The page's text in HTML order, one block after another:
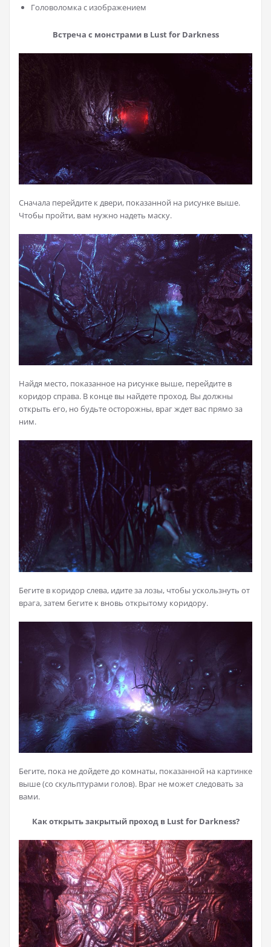
Головоломка с изображением
Встреча с монстрами в Lust for Darkness
Сначала перейдите к двери, показанной на рисунке выше.
Чтобы пройти, вам нужно надеть маску.
Найдя место, показанное на рисунке выше, перейдите в
коридор справа. В конце вы найдете проход. Вы должны
открыть его, но будьте осторожны, враг ждет вас прямо за
ним.
Бегите в коридор слева, идите за лозы, чтобы ускользнуть от
врага, затем бегите к вновь открытому коридору.
Бегите, пока не дойдете до комнаты, показанной на картинке
выше (со скульптурами голов). Враг не может следовать за
вами.
Как открыть закрытый проход в Lust for Darkness?